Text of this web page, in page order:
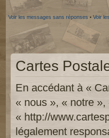
Voir les messages sans réponses • Voir
Cartes
En accédant à «
« nous », « notre
« http://
légalement